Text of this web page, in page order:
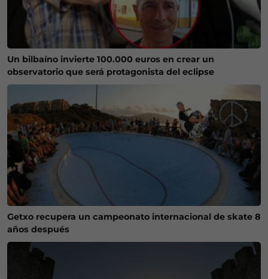
Un bilbaíno invierte 100.000 euros en crear un
observatorio que será protagonista del eclipse
Getxo recupera un campeonato internacional de skate 8
años después